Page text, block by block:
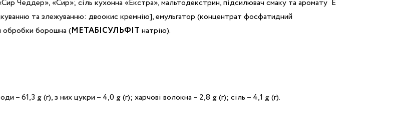
Чеддер», «Сир»; сіль кухонна «Екстра», мальтодекстрин, підсилювач смаку та аромату Е
та злежуванню: двоокис кремнію], емульгатор (концентрат фосфатидний
обробки борошна (МЕТАБІСУЛЬФІТ натрію).
– 61,3 g (г), з них цукри – 4,0 g (г); харчові волокна – 2,8 g (г); сіль – 4,1 g (г).